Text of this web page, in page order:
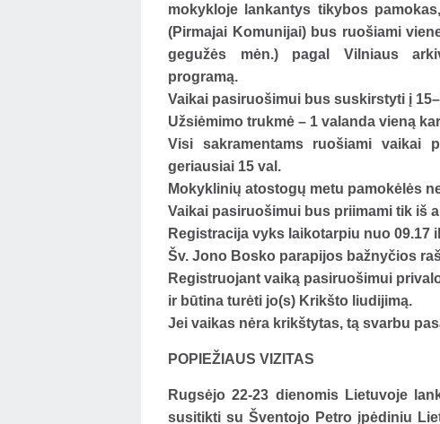
mokykloje lankantys tikybos
(Pirmajai Komunijai) bus ruošiami
gegužės mėn.) pagal Vilniaus
programą.
Vaikai pasiruošimui bus suskirstyti į
Užsiėmimo trukmė – 1 valanda vieną
Visi sakramentams ruošiami vaikai
geriausiai 15 val.
Mokyklinių atostogų metu pamokėlės
Vaikai pasiruošimui bus priimami tik iš
Registracija vyks laikotarpiu nuo 09.17
Šv. Jono Bosko parapijos bažnyčios
Registruojant vaiką pasiruošimui
ir būtina turėti jo(s) Krikšto liudijimą.
Jei vaikas nėra krikštytas, tą svarbu
POPIEŽIAUS VIZITAS
Rugsėjo 22-23 dienomis Lietuvoje
susitikti su Šventojo Petro įpėdiniu